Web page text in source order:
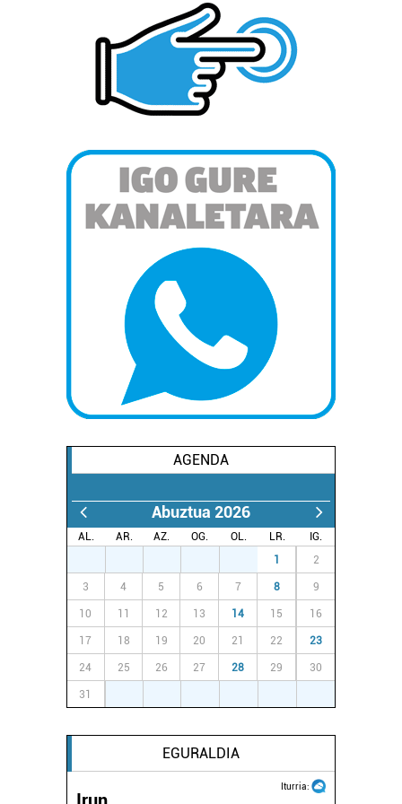
zerbitzuak hobetzeko asmoz, cookie teknologiaz
baliatzen gara. Ohar hau onartuz gero, teknologia hori
erabiltzeko baimen esplizitua ematen diguzu.
AGENDA
Abuztua 2026
AL. AR. AZ. OG. OL. LR.
IG.
1 2
3 4 5 6 7 8 9
10 11 12 13 14 15 16
17 18 19 20 21 22 23
24 25 26 27 28 29 30
31
EGURALDIA
Iturria: